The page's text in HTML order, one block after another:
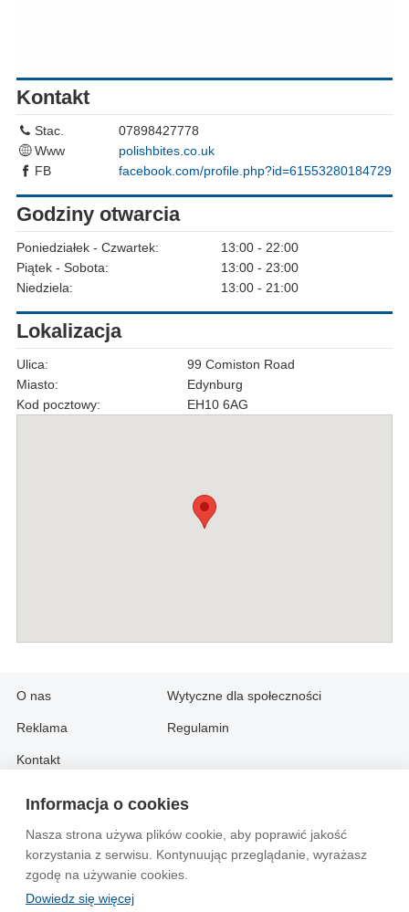
Informacja o cookies
Nasza strona używa plików cookie, aby poprawić jakość
korzystania z serwisu. Kontynuując przeglądanie, wyrażasz
zgodę na używanie cookies.
Dowiedz się więcej
Kontakt
Stac.
07898427778
Www
polishbites.co.uk
FB
facebook.com/profile.php?id=61553280184729
Godziny otwarcia
Poniedziałek - Czwartek:
13:00 - 22:00
Piątek - Sobota:
13:00 - 23:00
Niedziela:
13:00 - 21:00
Lokalizacja
Ulica:
99 Comiston Road
Miasto:
Edynburg
Kod pocztowy:
EH10 6AG
O nas
Reklama
Kontakt
Wytyczne dla społeczności
Regulamin
Information in English:
About
Advertise
Contact